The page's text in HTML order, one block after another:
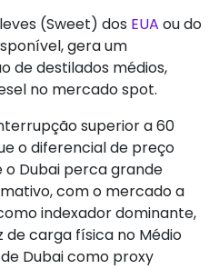
(Sweet) dos EUA ou do
gera um
de destilados médios,
no mercado spot.
superior a 60
o diferencial de preço
Dubai perca grande
com o mercado a
indexador dominante,
de carga física no Médio
Dubai como proxy